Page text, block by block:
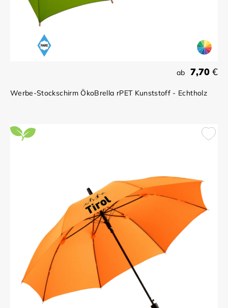
ab 7,70 €
Werbe-Stockschirm ÖkoBrella rPET Kunststoff - Echtholz